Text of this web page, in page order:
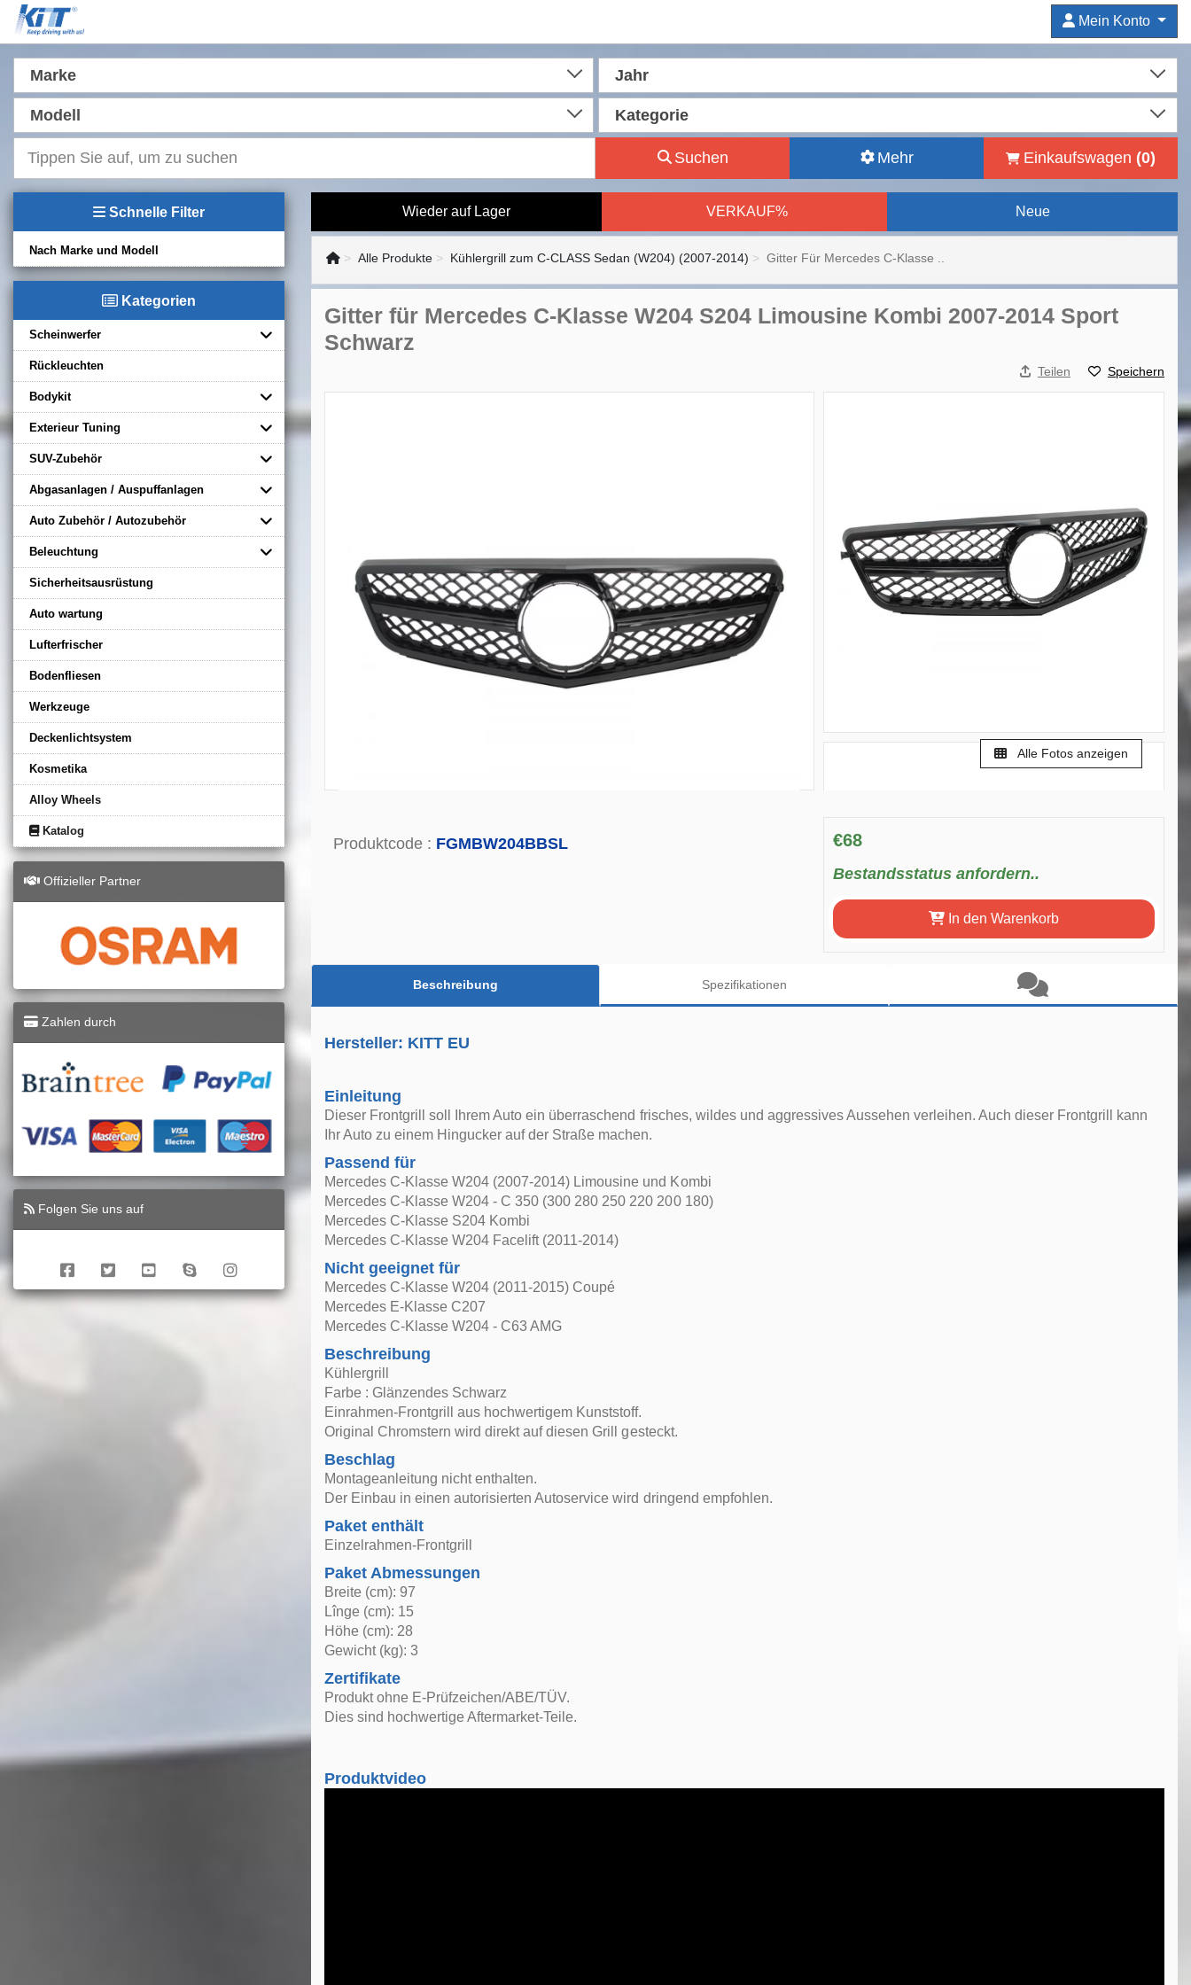
Mein Konto
Marke Jahr
Modell Kategorie
Suchen Mehr Einkaufswagen (0)
Schnelle Filter
Nach Marke und Modell
Kategorien
Scheinwerfer
Rückleuchten
Bodykit
Exterieur Tuning
SUV-Zubehör
Abgasanlagen / Auspuffanlagen
Auto Zubehör / Autozubehör
Beleuchtung
Sicherheitsausrüstung
Auto wartung
Lufterfrischer
Bodenfliesen
Werkzeuge
Deckenlichtsystem
Kosmetika
Alloy Wheels
Katalog
Offizieller Partner
Zahlen durch
Folgen Sie uns auf
Wieder auf Lager VERKAUF% Neue
Alle Produkte Kühlergrill zum C-CLASS Sedan (W204) (2007-2014) Gitter Für Mercedes C-Klasse ..
Gitter für Mercedes C-Klasse W204 S204 Limousine Kombi 2007-2014 Sport
Schwarz
Teilen Speichern
Alle Fotos anzeigen
Produktcode : FGMBW204BBSL €68
Bestandsstatus anfordern..
In den Warenkorb
Beschreibung Spezifikationen
Hersteller: KITT EU
Einleitung
Dieser Frontgrill soll Ihrem Auto ein überraschend frisches, wildes und aggressives Aussehen verleihen. Auch dieser Frontgrill kann
Ihr Auto zu einem Hingucker auf der Straße machen.
Passend für
Mercedes C-Klasse W204 (2007-2014) Limousine und Kombi
Mercedes C-Klasse W204 - C 350 (300 280 250 220 200 180)
Mercedes C-Klasse S204 Kombi
Mercedes C-Klasse W204 Facelift (2011-2014)
Nicht geeignet für
Mercedes C-Klasse W204 (2011-2015) Coupé
Mercedes E-Klasse C207
Mercedes C-Klasse W204 - C63 AMG
Beschreibung
Kühlergrill
Farbe : Glänzendes Schwarz
Einrahmen-Frontgrill aus hochwertigem Kunststoff.
Original Chromstern wird direkt auf diesen Grill gesteckt.
Beschlag
Montageanleitung nicht enthalten.
Der Einbau in einen autorisierten Autoservice wird dringend empfohlen.
Paket enthält
Einzelrahmen-Frontgrill
Paket Abmessungen
Breite (cm): 97
Lînge (cm): 15
Höhe (cm): 28
Gewicht (kg): 3
Zertifikate
Produkt ohne E-Prüfzeichen/ABE/TÜV.
Dies sind hochwertige Aftermarket-Teile.
Produktvideo